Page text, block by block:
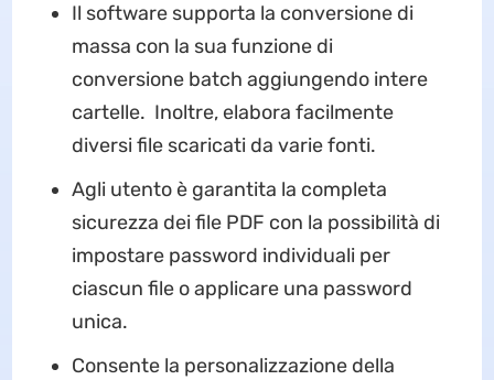
Il software supporta la conversione di
massa con la sua funzione di
conversione batch aggiungendo intere
cartelle. Inoltre, elabora facilmente
diversi file scaricati da varie fonti.
Agli utento è garantita la completa
sicurezza dei file PDF con la possibilità di
impostare password individuali per
ciascun file o applicare una password
unica.
Consente la personalizzazione della